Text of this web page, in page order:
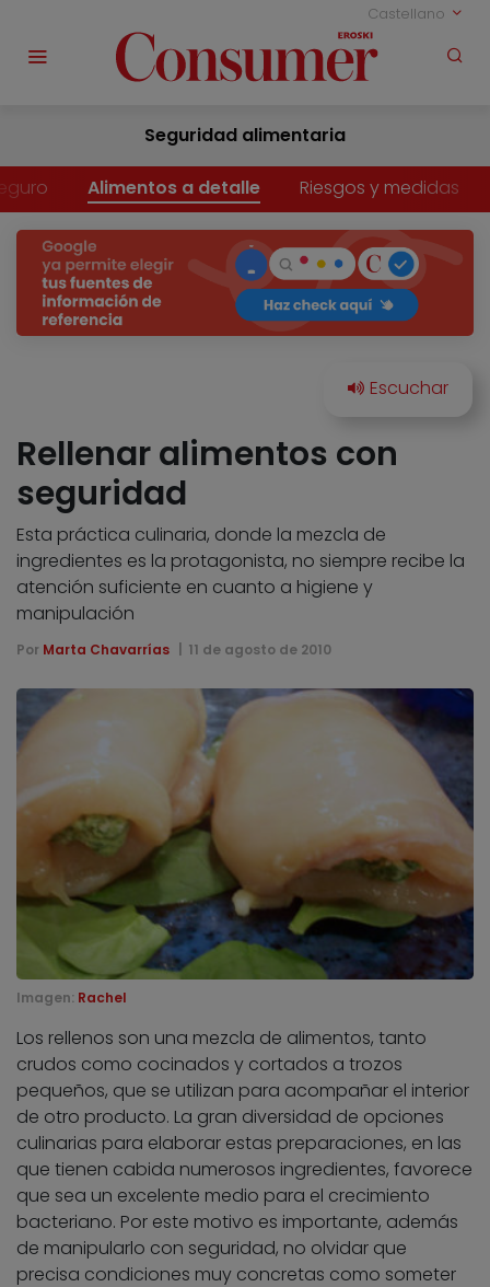
Castellano
Seguridad alimentaria
Alimentos a detalle Riesgos y medidas
Rellenar alimentos con
seguridad
Esta práctica culinaria, donde la mezcla de
ingredientes es la protagonista, no siempre recibe la
atención suficiente en cuanto a higiene y
manipulación
Por Marta Chavarrías 11 de agosto de 2010
Imagen: Rachel
Los rellenos son una mezcla de alimentos, tanto
crudos como cocinados y cortados a trozos
pequeños, que se utilizan para acompañar el interior
de otro producto. La gran diversidad de opciones
culinarias para elaborar estas preparaciones, en las
que tienen cabida numerosos ingredientes, favorece
que sea un excelente medio para el crecimiento
bacteriano. Por este motivo es importante, además
de manipularlo con seguridad, no olvidar que
precisa condiciones muy concretas como someter